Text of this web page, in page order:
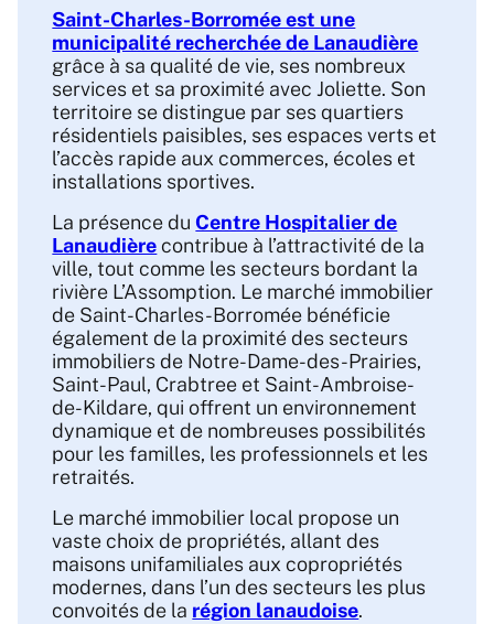
Saint-Charles-Borromée est une
municipalité recherchée de Lanaudière
grâce à sa qualité de vie, ses nombreux
services et sa proximité avec Joliette. Son
territoire se distingue par ses quartiers
résidentiels paisibles, ses espaces verts et
l’accès rapide aux commerces, écoles et
installations sportives.
La présence duCentre Hospitalier de
Lanaudièrecontribue à l’attractivité de la
ville, tout comme les secteurs bordant la
rivière L’Assomption. Le marché immobilier
de Saint-Charles-Borromée bénéficie
également de la proximité des secteurs
immobiliers de Notre-Dame-des-Prairies,
Saint-Paul, Crabtree et Saint-Ambroise-
de-Kildare, qui offrent un environnement
dynamique et de nombreuses possibilités
pour les familles, les professionnels et les
retraités.
Le marché immobilier local propose un
vaste choix de propriétés, allant des
maisons unifamiliales aux copropriétés
modernes, dans l’un des secteurs les plus
convoités de la région lanaudoise.